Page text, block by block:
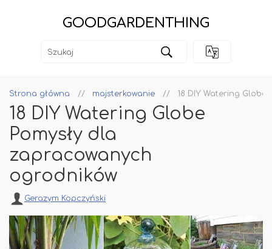
GOODGARDENTHING
Strona główna majsterkowanie 18 DIY Watering
18 DIY Watering Globe
Pomysły dla
zapracowanych
ogrodników
Gerazym Kopczyński